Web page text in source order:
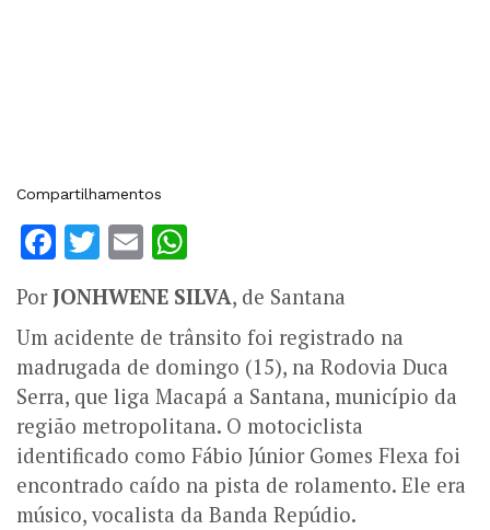
Compartilhamentos
Facebook
Twitter
Email
PorJONHWENE SILVA, de Santana
Um acidente de trânsito foi registrado na
madrugada de domingo (15), na Rodovia Duca
Serra, que liga Macapá a Santana, município da
região metropolitana. O motociclista
identificado como Fábio Júnior Gomes Flexa foi
encontrado caído na pista de rolamento. Ele era
músico, vocalista da Banda Repúdio.